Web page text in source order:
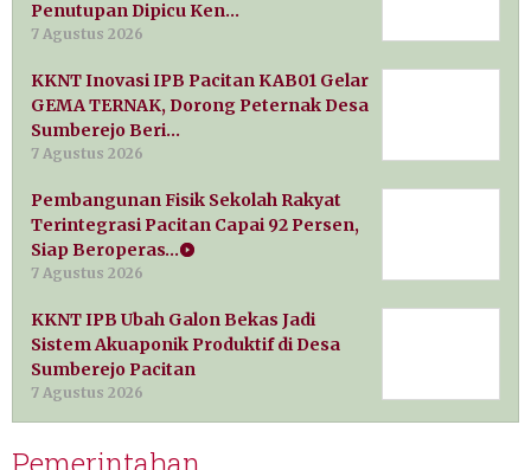
Penutupan Dipicu Ken…
7 Agustus 2026
KKNT Inovasi IPB Pacitan KAB01 Gelar
GEMA TERNAK, Dorong Peternak Desa
Sumberejo Beri…
7 Agustus 2026
Pembangunan Fisik Sekolah Rakyat
Terintegrasi Pacitan Capai 92 Persen,
Siap Beroperas…
7 Agustus 2026
KKNT IPB Ubah Galon Bekas Jadi
Sistem Akuaponik Produktif di Desa
Sumberejo Pacitan
7 Agustus 2026